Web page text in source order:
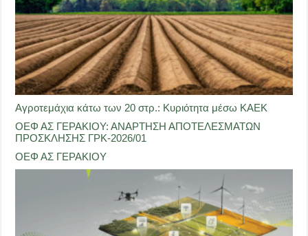
Αγροτεμάχια κάτω των 20 στρ.: Κυριότητα μέσω ΚΑΕΚ
ΟΕΦ ΑΣ ΓΕΡΑΚΙΟΥ: ΑΝΑΡΤΗΣΗ ΑΠΟΤΕΛΕΣΜΑΤΩΝ
ΠΡΟΣΚΛΗΣΗΣ ΓΡΚ-2026/01
ΟΕΦ ΑΣ ΓΕΡΑΚΙΟΥ